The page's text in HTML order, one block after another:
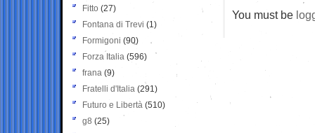
You must be
Fitto (27)
Fontana di Trevi (1)
Formigoni (90)
Forza Italia (596)
frana (9)
Fratelli d'Italia (291)
Futuro e Libertà (510)
g8 (25)